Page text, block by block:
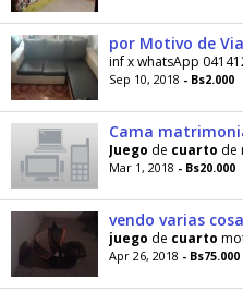
Sep 10, 2018 - Bs2.000
Juego de cuarto de
Mar 1, 2018 - Bs20.000
vendo varias
juego de cuarto
Apr 26, 2018 - Bs75.000